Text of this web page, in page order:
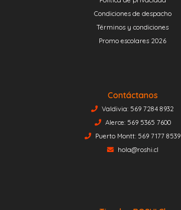
Condiciones de despacho
Términos y condiciones
Promo escolares 2026
Contáctanos
Valdivia: 569 7284 8932
Alerce: 569 5365 7600
Puerto Montt: 569 7177 8539
hola@roshi.cl